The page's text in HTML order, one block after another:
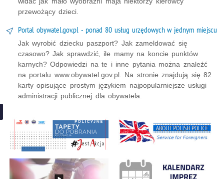
przewożący dzieci.
Portal obywatel.gov.pl - ponad 80 usług urzędowych w jednym miejscu
Jak wyrobić dziecku paszport? Jak zameldować się
czasowo? Jak sprawdzić, ile mamy na koncie punktów
karnych? Odpowiedzi na te i inne pytania można znaleźć
na portalu www.obywatel.gov.pl. Na stronie znajdują się 82
karty opisujące prostym językiem najpopularniejsze usługi
administracji publicznej dla obywatela.